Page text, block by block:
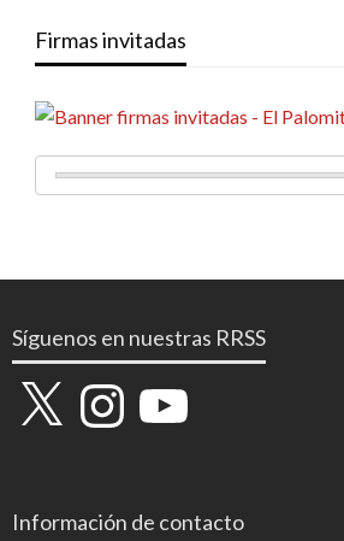
Firmas invitadas
Síguenos en nuestras RRSS
X InstagramYouTube
Información de contacto